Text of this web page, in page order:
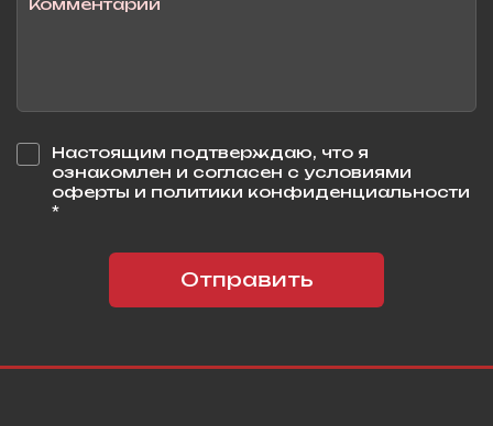
Настоящим подтверждаю, что я
ознакомлен и согласен с условиями
оферты и политики конфиденциальности
*
Отправить